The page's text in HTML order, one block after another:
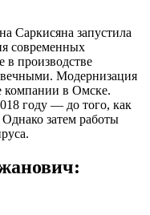
Саркисяна запустила
современных
в производстве
Модернизация
в Омске.
году — до того, как
затем работы